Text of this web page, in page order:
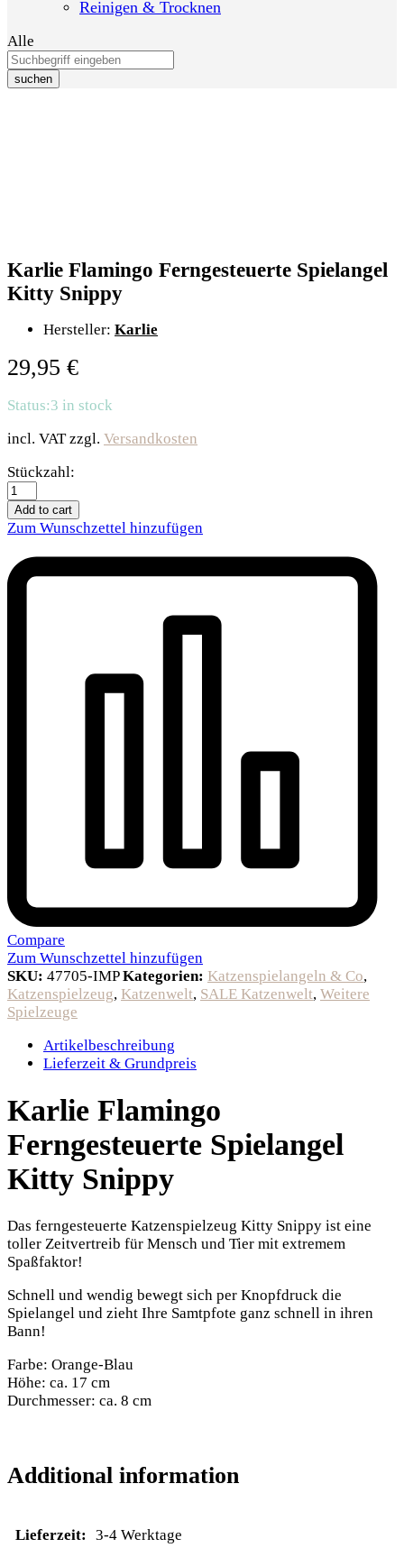
Reinigen & Trocknen
Alle
suchen
Karlie Flamingo Ferngesteuerte Spielangel
Kitty Snippy
Hersteller: Karlie
29,95 €
Status:3 in stock
incl. VAT zzgl. Versandkosten
Karlie
Flamingo
Ferngesteuerte
Spielangel
Snippy
quantity
Stückzahl:
Add to cart
Zum Wunschzettel hinzufügen
Compare
Zum Wunschzettel hinzufügen
SKU: 47705-IMPKategorien: Katzenspielangeln & Co,
Katzenspielzeug, Katzenwelt, SALE Katzenwelt, Weitere
Spielzeuge
Artikelbeschreibung
Lieferzeit & Grundpreis
Karlie Flamingo
Ferngesteuerte Spielangel
Kitty Snippy
Das ferngesteuerte Katzenspielzeug Kitty Snippy ist eine
toller Zeitvertreib für Mensch und Tier mit extremem
Spaßfaktor!
Schnell und wendig bewegt sich per Knopfdruck die
Spielangel und zieht Ihre Samtpfote ganz schnell in ihren
Bann!
Farbe: Orange-Blau
Höhe: ca. 17 cm
Durchmesser: ca. 8 cm
Additional information
Lieferzeit: 3-4 Werktage